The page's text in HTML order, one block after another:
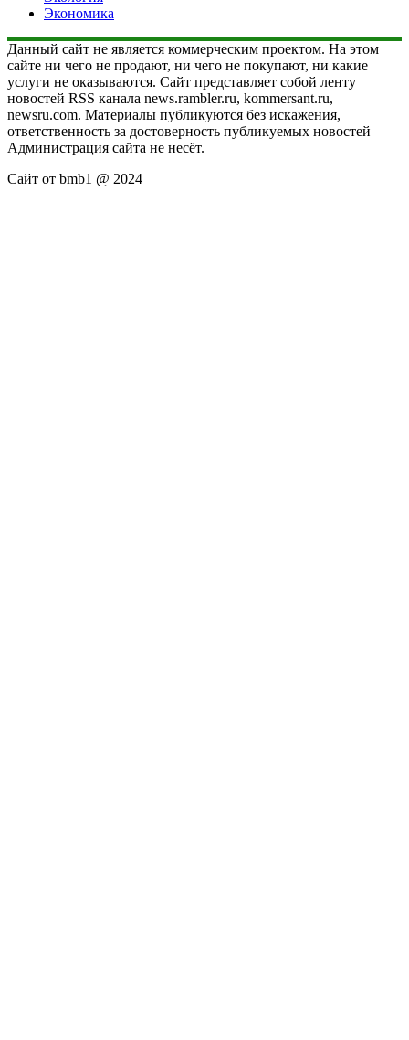
Экономика
Данный сайт не является коммерческим проектом. На этом
сайте ни чего не продают, ни чего не покупают, ни какие
услуги не оказываются. Сайт представляет собой ленту
новостей RSS канала news.rambler.ru, kommersant.ru,
newsru.com. Материалы публикуются без искажения,
ответственность за достоверность публикуемых новостей
Администрация сайта не несёт.
Сайт от bmb1 @ 2024